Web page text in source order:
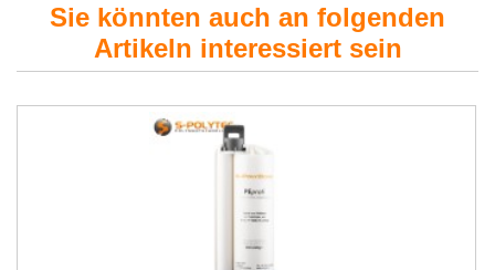
Sie könnten auch an folgenden
Artikeln interessiert sein